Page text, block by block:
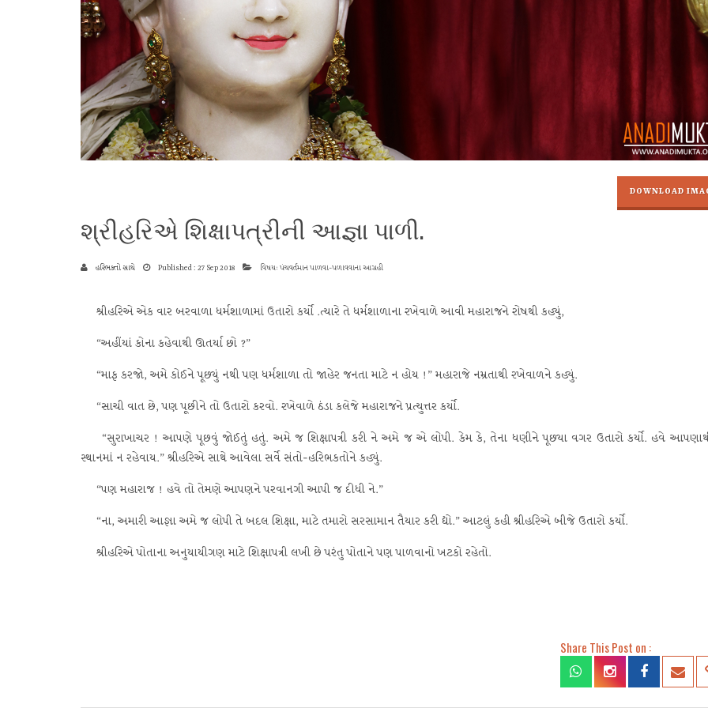
DOWNLOAD
શ્રીહરિએ શિક્ષાપત્રીની આજ્ઞા પાળી.
હરિભક્તો સાથે Published : 27 Sep 2018 વિષય: પંચવર્તમાન પાળવા-પળાવવાના આગ્રહી
શ્રીહરિએ એક વાર બરવાળા ધર્મશાળામાં ઉતારો કર્યો .ત્યારે તે ધર્મશાળાના રખેવાળે આવી મહારાજને રોષથી કહ્યું,
“અહીંયાં કોના કહેવાથી ઊતર્યા છો ?”
“માફ કરજો, અમે કોઈને પૂછ્યું નથી પણ ધર્મશાળા તો જાહેર જનતા માટે ન હોય !” મહારાજે નમ્રતાથી રખેવાળને કહ્યું.
“સાચી વાત છે, પણ પૂછીને તો ઉતારો કરવો. રખેવાળે ઠંડા કલેજે મહારાજને પ્રત્યુત્તર કર્યો.
“સુરાખાચર ! આપણે પૂછવું જોઈતું હતું. અમે જ શિક્ષાપત્રી કરી ને અમે જ એ લોપી. કેમ કે, તેના ધણીને પૂછ્યા વગર ઉતારો કર્યો. હવે
સ્થાનમાં ન રહેવાય.” શ્રીહરિએ સાથે આવેલા સર્વે સંતો-હરિભકતોને કહ્યું.
“પણ મહારાજ ! હવે તો તેમણે આપણને પરવાનગી આપી જ દીધી ને.”
“ના, અમારી આજ્ઞા અમે જ લોપી તે બદલ શિક્ષા, માટે તમારો સરસામાન તૈયાર કરી દ્યો.” આટલું કહી શ્રીહરિએ બીજે ઉતારો કર્યો.
શ્રીહરિએ પોતાના અનુયાયીગણ માટે શિક્ષાપત્રી લખી છે પરંતુ પોતાને પણ પાળવાનો ખટકો રહેતો.
Share This Post on :